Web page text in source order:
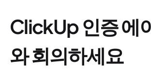
ClickUp 인증 에
와 회의하세요